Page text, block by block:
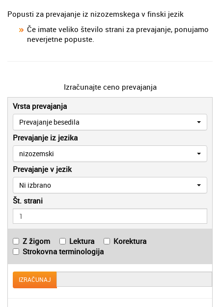
Popusti za prevajanje iz nizozemskega v finski jezik
Če imate veliko število strani za prevajanje, ponujamo
neverjetne popuste.
Izračunajte ceno prevajanja
Vrsta prevajanja
Prevajanje besedila
Prevajanje iz jezika
nizozemski
Prevajanje v jezik
Ni izbrano
Št. strani
Z žigom Lektura
Korektura
Strokovna terminologija
IZRAČUNAJ